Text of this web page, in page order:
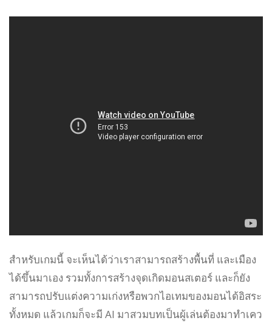
สำหรับเกมนี้ จะเห็นได้ว่าเราสามารถสร้างพื้นที่ และเมือง
ได้ขึ้นมาเอง รวมทั้งการสร้างจุดเกิดมอนสเตอร์ และก็ยัง
สามารถปรับแต่งความเก่งหรือพวกไอเทมของมอนได้อิสระ
ทั้งหมด แล้วเกมก็จะมี AI มาสวมบทเป็นผู้เล่นต้องมาทำเคว